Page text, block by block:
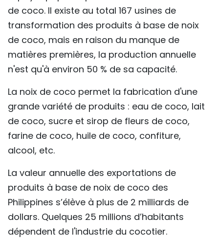
de coco. Il existe au total 167 usines de
transformation des produits à base de noix
de coco, mais en raison du manque de
matières premières, la production annuelle
n'est qu'à environ 50 % de sa capacité.
La noix de coco permet la fabrication d'une
grande variété de produits : eau de coco, lait
de coco, sucre et sirop de fleurs de coco,
farine de coco, huile de coco, confiture,
alcool, etc.
La valeur annuelle des exportations de
produits à base de noix de coco des
Philippines s’élève à plus de 2 milliards de
dollars. Quelques 25 millions d’habitants
dépendent de l'industrie du cocotier.